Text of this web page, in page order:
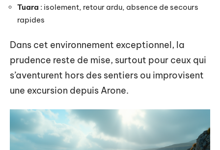
Tuara : isolement, retour ardu, absence de secours
rapides
Dans cet environnement exceptionnel, la
prudence reste de mise, surtout pour ceux qui
s’aventurent hors des sentiers ou improvisent
une excursion depuis Arone.